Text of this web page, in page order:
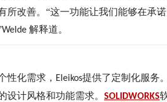
所改善。“这一功能让我们能够在承
Welde 解释道。
性化需求， Eleikos提供了定制化服务
设计风格和功能需求。 SOLIDWORKS